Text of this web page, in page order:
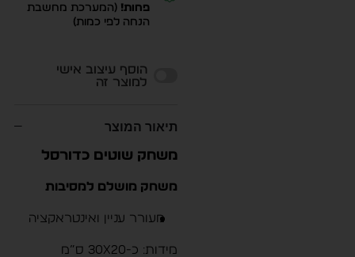
פחות! (המערכת מחשבת
הנחה לפי כמות)
הוסף עיצוב אישי
למוצר זה
תיאור המוצר
משחק שוטים כדורסל
משחק מושלם למסיבות
מעורר עניין ואינטראקציה
מידות: כ-30X20 ס”מ